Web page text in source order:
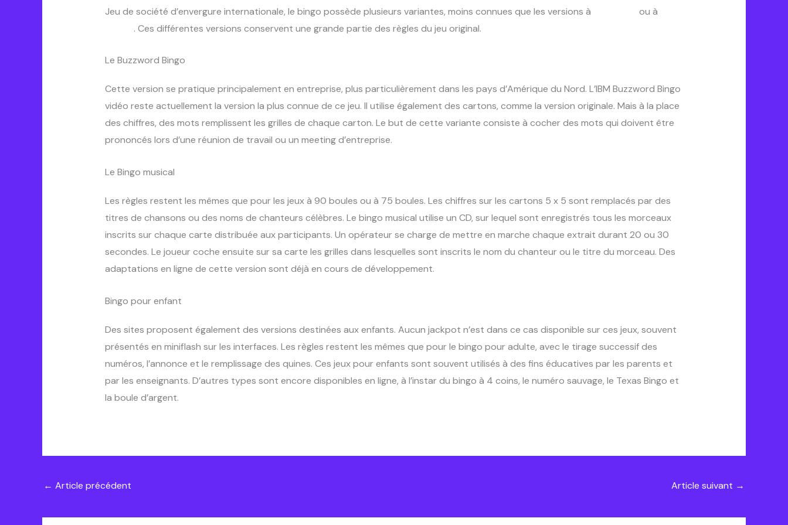
Jeu de société d’envergure internationale, le bingo possède plusieurs variantes, moins connues que les versions à ou à
. Ces différentes versions conservent une grande partie des règles du jeu original.
Le Buzzword Bingo
Cette version se pratique principalement en entreprise, plus particulièrement dans les pays d’Amérique du Nord. L’IBM Buzzword Bingo
vidéo reste actuellement la version la plus connue de ce jeu. Il utilise également des cartons, comme la version originale. Mais à la place
des chiffres, des mots remplissent les grilles de chaque carton. Le but de cette variante consiste à cocher des mots qui doivent être
prononcés lors d’une réunion de travail ou un meeting d’entreprise.
Le Bingo musical
Les règles restent les mêmes que pour les jeux à 90 boules ou à 75 boules. Les chiffres sur les cartons 5 x 5 sont remplacés par des
titres de chansons ou des noms de chanteurs célèbres. Le bingo musical utilise un CD, sur lequel sont enregistrés tous les morceaux
inscrits sur chaque carte distribuée aux participants. Un opérateur se charge de mettre en marche chaque extrait durant 20 ou 30
secondes. Le joueur coche ensuite sur sa carte les grilles dans lesquelles sont inscrits le nom du chanteur ou le titre du morceau. Des
adaptations en ligne de cette version sont déjà en cours de développement.
Bingo pour enfant
Des sites proposent également des versions destinées aux enfants. Aucun jackpot n’est dans ce cas disponible sur ces jeux, souvent
présentés en miniflash sur les interfaces. Les règles restent les mêmes que pour le bingo pour adulte, avec le tirage successif des
numéros, l’annonce et le remplissage des quines. Ces jeux pour enfants sont souvent utilisés à des fins éducatives par les parents et
par les enseignants. D’autres types sont encore disponibles en ligne, à l’instar du bingo à 4 coins, le numéro sauvage, le Texas Bingo et
la boule d’argent.
← Article précédent Article suivant →